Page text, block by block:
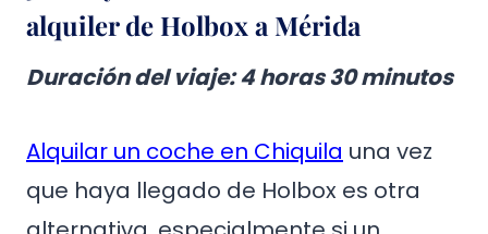
alquiler de Holbox a Mérida
Duración del viaje: 4 horas 30 minutos
Alquilar un coche en Chiquila una vez
que haya llegado de Holbox es otra